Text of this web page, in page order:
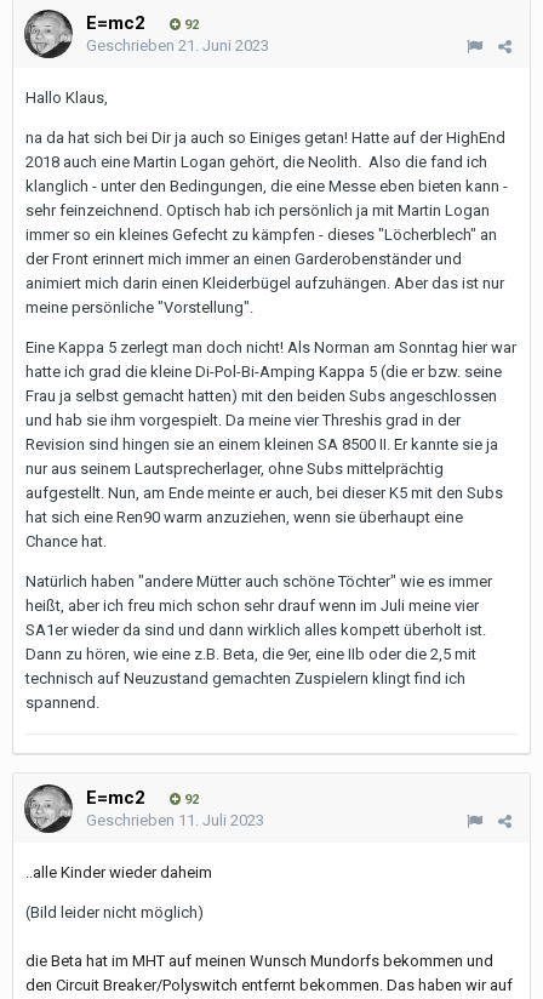
E=mc2 92
Geschrieben 21. Juni 2023
Hallo Klaus,
na da hat sich bei Dir ja auch so Einiges getan! Hatte auf der HighEnd
2018 auch eine Martin Logan gehört, die Neolith. Also die fand ich
klanglich - unter den Bedingungen, die eine Messe eben bieten kann -
sehr feinzeichnend. Optisch hab ich persönlich ja mit Martin Logan
immer so ein kleines Gefecht zu kämpfen - dieses "Löcherblech" an
der Front erinnert mich immer an einen Garderobenständer und
animiert mich darin einen Kleiderbügel aufzuhängen. Aber das ist nur
meine persönliche "Vorstellung".
Eine Kappa 5 zerlegt man doch nicht! Als Norman am Sonntag hier war
hatte ich grad die kleine Di-Pol-Bi-Amping Kappa 5 (die er bzw. seine
Frau ja selbst gemacht hatten) mit den beiden Subs angeschlossen
und hab sie ihm vorgespielt. Da meine vier Threshis grad in der
Revision sind hingen sie an einem kleinen SA 8500 II. Er kannte sie ja
nur aus seinem Lautsprecherlager, ohne Subs mittelprächtig
aufgestellt. Nun, am Ende meinte er auch, bei dieser K5 mit den Subs
hat sich eine Ren90 warm anzuziehen, wenn sie überhaupt eine
Chance hat.
Natürlich haben "andere Mütter auch schöne Töchter" wie es immer
heißt, aber ich freu mich schon sehr drauf wenn im Juli meine vier
SA1er wieder da sind und dann wirklich alles kompett überholt ist.
Dann zu hören, wie eine z.B. Beta, die 9er, eine IIb oder die 2,5 mit
technisch auf Neuzustand gemachten Zuspielern klingt find ich
spannend.
E=mc2 92
Geschrieben 11. Juli 2023
..alle Kinder wieder daheim
(Bild leider nicht möglich)
die Beta hat im MHT auf meinen Wunsch Mundorfs bekommen und
den Circuit Breaker/Polyswitch entfernt bekommen. Das haben wir auf